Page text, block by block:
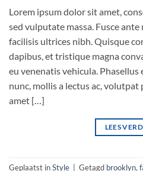
Lorem ipsum dolor sit amet,
sed vulputate massa. Fusce
facilisis ultrices nibh. Quisque
dapibus, et tristique magna
eu venenatis vehicula.
nunc, mollis a lectus ac,
amet […]
LEES
Geplaatst inStyle Getagd brooklyn,